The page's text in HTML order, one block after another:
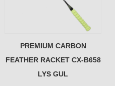
PREMIUM CARBON
FEATHER RACKET CX-B658
LYS GUL